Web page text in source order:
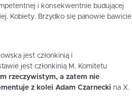
i konsekwentnie budującej
Kobiety. Brzydko się panowie bawicie
jest członkinią i
jest członkinią M. Komitetu
rzeczywistym, a zatem nie
z kolei Adam Czarnecki na X.